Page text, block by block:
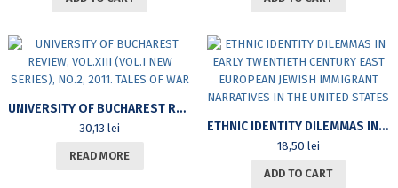
UNIVERSITY OF BUCHAREST REVIEW, VOL.XIII (VOL.I NEW SERIES), NO.2, 2011. TALES OF WAR
30,13lei
READ MORE
ETHNIC IDENTITY DILEMMAS IN EARLY TWENTIETH CENTURY EAST EUROPEAN JEWISH IMMIGRANT NARRATIVES IN THE UNITED STATES
18,50 lei
ADD TO CART